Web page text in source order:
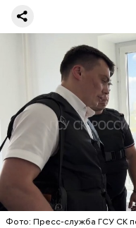
Фото: Пресс-служба ГСУ СК
Все началось в
обратились в
плохое
им точный диагноз,
потерпевших
специалисты
химикат
организм супругов
нашли в еде, изъятой
Видео: пресс-служба ГСУ
ОТРАВЛЕНИЯ
СЛЕДСТВЕННЫЙ